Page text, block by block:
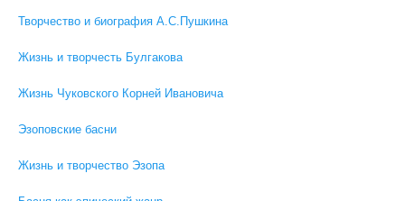
Творчество и биография А.С.Пушкина
Жизнь и творчесть Булгакова
Жизнь Чуковского Корней Ивановича
Эзоповские басни
Жизнь и творчество Эзопа